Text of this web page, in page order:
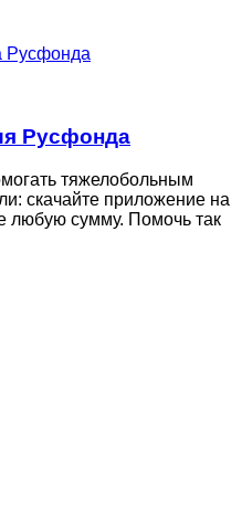
Русфонда
Русфонда
тяжелобольным
скачайте приложение на
любую сумму. Помочь так